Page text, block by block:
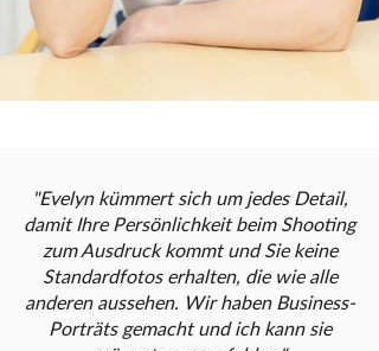
"Evelyn kümmert sich um jedes Detail,
damit Ihre Persönlichkeit beim Shooting
zum Ausdruck kommt und Sie keine
Standardfotos erhalten, die wie alle
anderen aussehen. Wir haben Business-
Porträts gemacht und ich kann sie